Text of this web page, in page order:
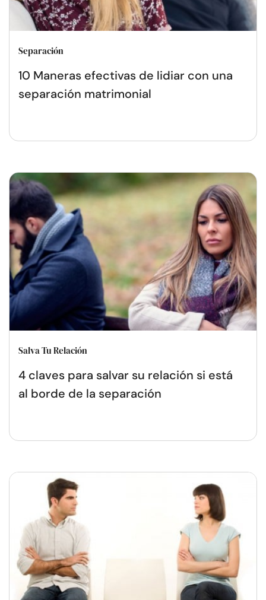
Separación
10 Maneras efectivas de lidiar con una
separación matrimonial
Salva Tu Relación
4 claves para salvar su relación si está
al borde de la separación